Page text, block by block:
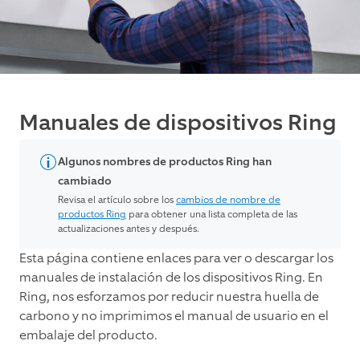
Manuales de dispositivos Ring
Algunos nombres de productos Ring han
cambiado
Revisa el artículo sobre loscambios de nombre de
productos Ring para obtener una lista completa de las
actualizaciones antes y después.
Esta página contiene enlaces para ver o descargar los
manuales de instalación de los dispositivos Ring. En
Ring, nos esforzamos por reducir nuestra huella de
carbono y no imprimimos el manual de usuario en el
embalaje del producto.